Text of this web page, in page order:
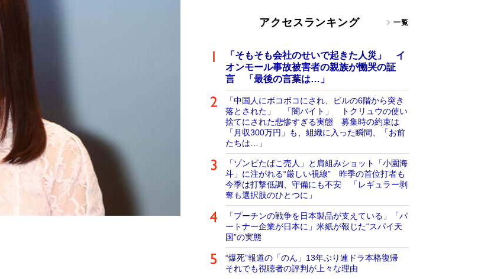
アクセスランキング 一覧
「そもそも会社のせいで起きた人災」 イ
オンモール事故被害者の親族が慟哭の証
言 「最後の言葉は…」
「中国人にボコボコにされ、ビルの6階から突き
落とされた」 「闇バイト」 トクリュウの使い
捨てにされた悲惨すぎる実態 募集時の約束は
「月収300万円」も、組織に入った瞬間、「お前
たちは…」
「ゾンビたばこ売人」と肩組みショット「小園海
斗」に注がれる“厳しい視線” 昨季の首位打者も
今季は打撃低調、守備にも不安 「レギュラー剥
奪も選択肢のひとつに」
「プーチンの戦争を日本製品が支えている」「パ
ートナー企業が日本に」米紙が報じた“スパイ天
国”の実態
“爆死”報道の「のん」13年ぶり連ドラ本格復帰
それでも視聴者の評判が上々な理由